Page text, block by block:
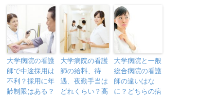
大学病院の看護
師で中途採用は
不利？採用に年
齢制限はある？
大学病院の看護
師の給料、待
遇、夜勤手当は
どれくらい？高
大学病院と一般
総合病院の看護
師の違いはな
に？どちらの病